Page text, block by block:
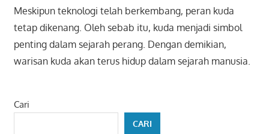
Meskipun teknologi telah berkembang, peran kuda
tetap dikenang. Oleh sebab itu, kuda menjadi simbol
penting dalam sejarah perang. Dengan demikian,
warisan kuda akan terus hidup dalam sejarah manusia.
Cari
CARI